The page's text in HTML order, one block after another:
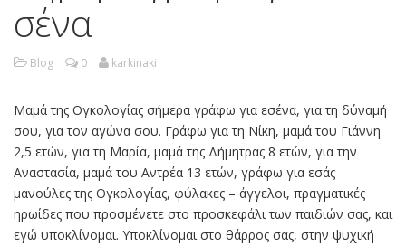
σένα
Blog 0 karkinaki
Μαμά της Ογκολογίας σήμερα γράφω για εσένα, για τη δύναμή
σου, για τον αγώνα σου. Γράφω για τη Νίκη, μαμά του Γιάννη
2,5 ετών, για τη Μαρία, μαμά της Δήμητρας 8 ετών, για την
Αναστασία, μαμά του Αντρέα 13 ετών, γράφω για εσάς
μανούλες της Ογκολογίας, φύλακες – άγγελοι, πραγματικές
ηρωίδες που προσμένετε στο προσκεφάλι των παιδιών σας, και
εγώ υποκλίνομαι. Υποκλίνομαι στο θάρρος σας, στην ψυχική